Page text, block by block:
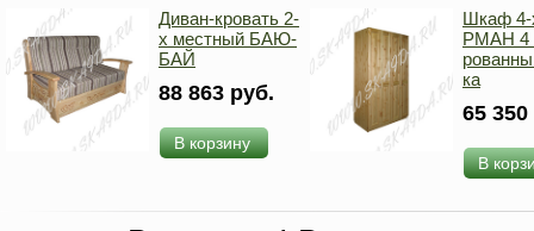
Диван-кровать 2-
х местный БАЮ-
БАЙ
88 863 руб.
В корзину
Шкаф 4-
РМАН 4
ка
65
В